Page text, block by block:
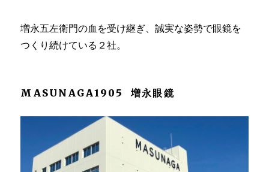
増永五左衛門の血を受け継ぎ、誠実な姿勢で眼鏡を
つくり続けている２社。
MASUNAGA1905 増永眼鏡